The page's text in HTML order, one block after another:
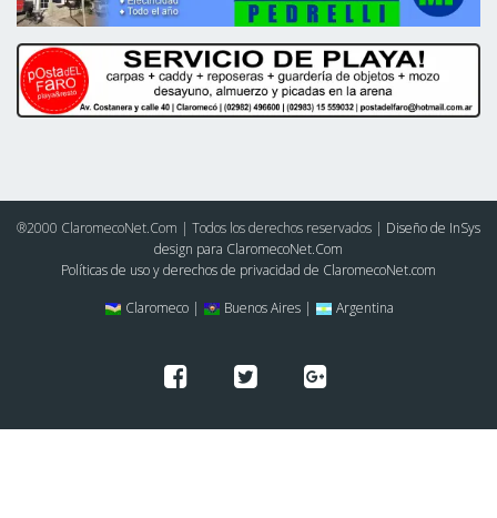
®2000 ClaromecoNet.Com | Todos los derechos reservados | Diseño de InSys
design para ClaromecoNet.Com
Políticas de uso y derechos de privacidad de ClaromecoNet.com
Claromeco |
Buenos Aires | Argentina